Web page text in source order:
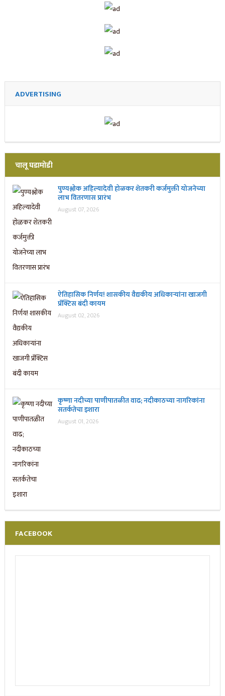
ADVERTISING
चालू घडामोडी
पुण्यश्लोक अहिल्यादेवी होळकर शेतकरी कर्जमुक्ती योजनेच्या
लाभ वितरणास प्रारंभ
August 07, 2026
ऐतिहासिक निर्णय! शासकीय वैद्यकीय अधिकाऱ्यांना खाजगी
प्रॅक्टिस बंदी कायम
August 02, 2026
कृष्णा नदीच्या पाणीपातळीत वाढ; नदीकाठच्या नागरिकांना
सतर्कतेचा इशारा
August 01, 2026
FACEBOOK